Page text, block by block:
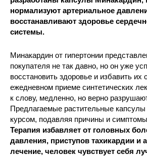
нормализуют артериальное
восстанавливают здоровье
системы.
Минакардин от гипертонии
покупателя не так давно, но он уже
восстановить здоровье и избавить их
ежедневном приеме синтетических
к слову, медленно, но верно
Предлагаемые растительные
курсом, подавляя причины и
Терапия избавляет от головных
давления, приступов тахикардии и
лечение, человек чувствует себя